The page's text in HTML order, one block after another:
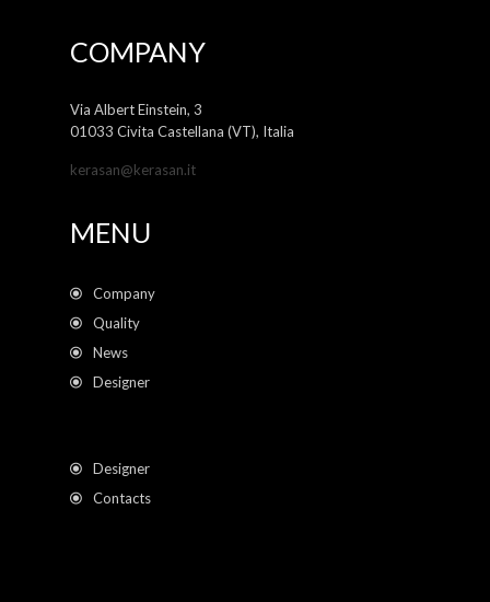
COMPANY
Via Albert Einstein, 3
01033 Civita Castellana (VT), Italia
kerasan@kerasan.it
MENU
Company
Quality
News
Designer
Designer
Contacts